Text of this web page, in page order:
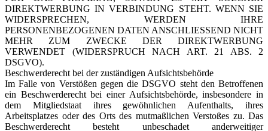
DIREKTWERBUNG IN VERBINDUNG STEHT. WENN SIE
WIDERSPRECHEN, WERDEN IHRE
PERSONENBEZOGENEN DATEN ANSCHLIESSEND NICHT
MEHR ZUM ZWECKE DER DIREKTWERBUNG
VERWENDET (WIDERSPRUCH NACH ART. 21 ABS. 2
DSGVO).
Beschwerderecht bei der zuständigen Aufsichtsbehörde
Im Falle von Verstößen gegen die DSGVO steht den Betroffenen
ein Beschwerderecht bei einer Aufsichtsbehörde, insbesondere in
dem Mitgliedstaat ihres gewöhnlichen Aufenthalts, ihres
Arbeitsplatzes oder des Orts des mutmaßlichen Verstoßes zu. Das
Beschwerderecht besteht unbeschadet anderweitiger